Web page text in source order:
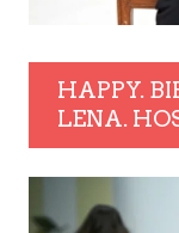
HAPPY.
LENA.